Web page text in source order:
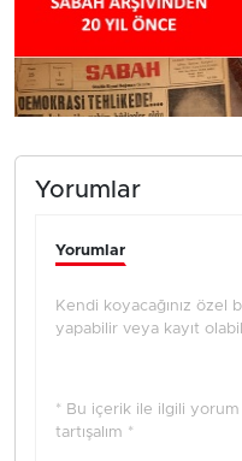
Yorumlar
Yorumlar
Kendi koyacağınız özel
yapabilir veya kayıt
* Bu içerik ile ilgili
tartışalım *